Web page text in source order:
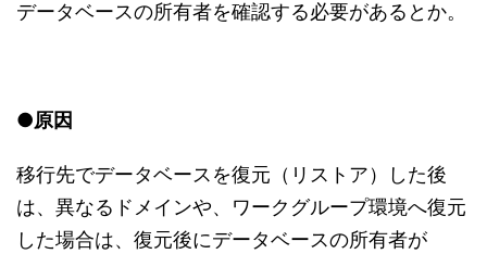
データベースの所有者を確認する必要があるとか。
●原因
移行先でデータベースを復元（リストア）した後
は、異なるドメインや、ワークグループ環境へ復元
した場合は、復元後にデータベースの所有者が